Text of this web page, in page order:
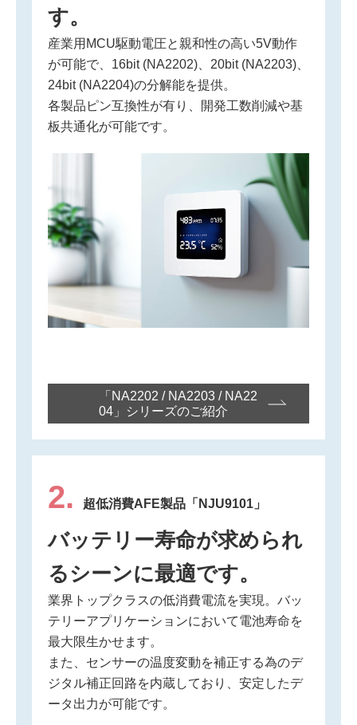
す。
産業用MCU駆動電圧と親和性の高い5V動作
が可能で、16bit (NA2202)、20bit (NA2203)、
24bit (NA2204)の分解能を提供。
各製品ピン互換性が有り、開発工数削減や基
板共通化が可能です。
「NA2202 / NA2203 / NA22
04」シリーズのご紹介
2. 超低消費AFE製品「NJU9101」
バッテリー寿命が求められ
るシーンに最適です。
業界トップクラスの低消費電流を実現。バッ
テリーアプリケーションにおいて電池寿命を
最大限生かせます。
また、センサーの温度変動を補正する為のデ
ジタル補正回路を内蔵しており、安定したデ
ータ出力が可能です。